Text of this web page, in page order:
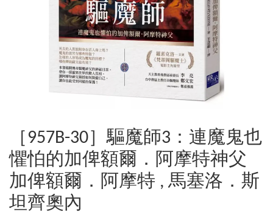
［957B-30］驅魔師3：連魔鬼也
懼怕的加俾額爾．阿摩特神父
加俾額爾．阿摩特 , 馬塞洛．斯
坦齊奧內